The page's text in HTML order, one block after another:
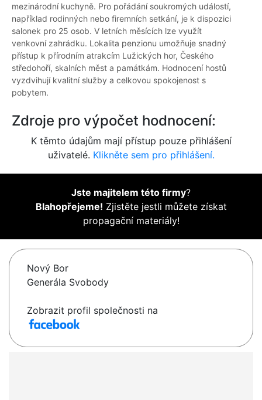
mezinárodní kuchyně. Pro pořádání soukromých událostí,
například rodinných nebo firemních setkání, je k dispozici
salonek pro 25 osob. V letních měsících lze využít
venkovní zahrádku. Lokalita penzionu umožňuje snadný
přístup k přírodním atrakcím Lužických hor, Českého
středohoří, skalních měst a památkám. Hodnocení hostů
vyzdvihují kvalitní služby a celkovou spokojenost s
pobytem.
Zdroje pro výpočet hodnocení:
K těmto údajům mají přístup pouze přihlášení
uživatelé. Klikněte sem pro přihlášení.
Jste majitelem této firmy?
Blahopřejeme! Zjistěte jestli můžete získat
propagační materiály!
Nový Bor
Generála Svobody
Zobrazit profil společnosti na